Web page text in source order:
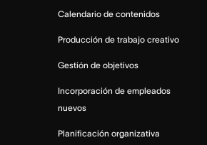
Calendario de contenidos
Producción de trabajo creativo
Gestión de objetivos
Incorporación de empleados
nuevos
Planificación organizativa